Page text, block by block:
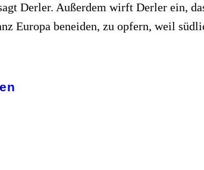
Derler. Außerdem wirft Derler ein,
Europa beneiden, zu opfern, weil